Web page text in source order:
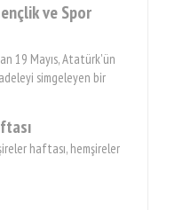
ve Spor
19 Mayıs, Atatürk'ün
simgeleyen bir
haftası, hemşireler